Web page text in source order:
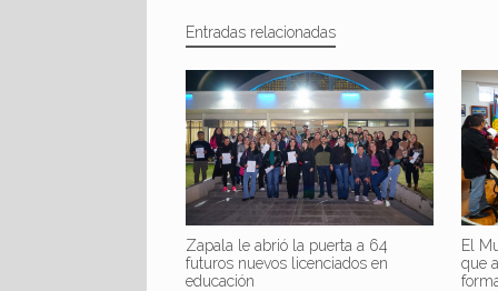
Entradas relacionadas
Zapala le abrió la puerta a 64
futuros nuevos licenciados en
educación
El
que